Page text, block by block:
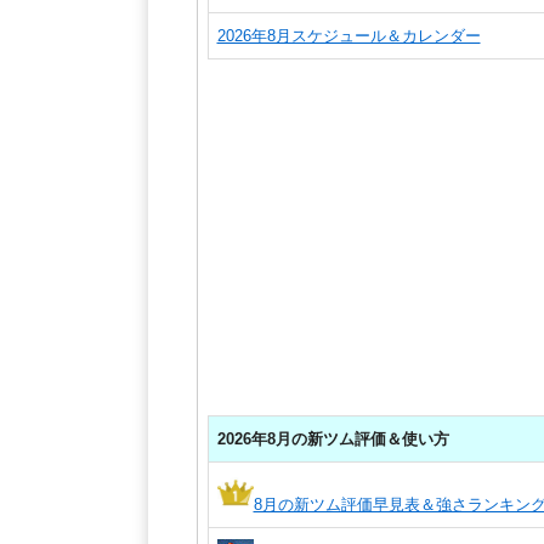
2026年8月スケジュール＆カレンダー
2026年8月の新ツム評価＆使い方
8月の新ツム評価早見表＆強さランキン